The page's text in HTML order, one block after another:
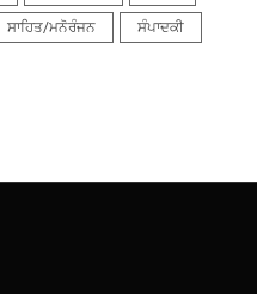
ਸਾਹਿਤ/ਮਨੋਰੰਜਨ ਸੰਪਾਦਕੀ